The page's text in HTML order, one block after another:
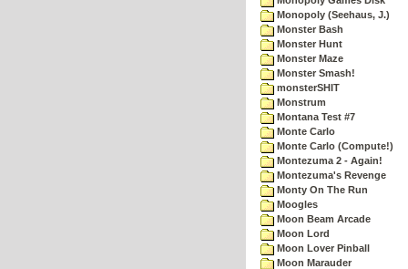
Monopoly (Seehaus, J.)
Monster Bash
Monster Hunt
Monster Maze
Monster Smash!
monsterSHIT
Monstrum
Montana Test #7
Monte Carlo
Monte Carlo (Compute!)
Montezuma 2 - Again!
Montezuma's Revenge
Monty On The Run
Moogles
Moon Beam Arcade
Moon Lord
Moon Lover Pinball
Moon Marauder